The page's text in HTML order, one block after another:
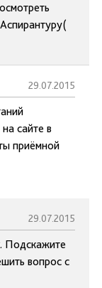
29.07.2015
сайте в
приёмной
29.07.2015
Подскажите
вопрос с